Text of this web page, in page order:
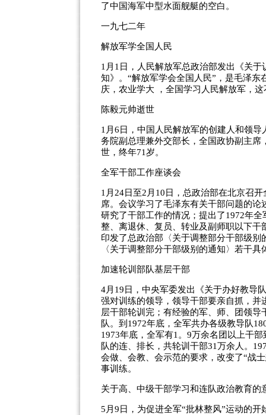
了中国海军中型水面舰艇的空白。
一九七二年
解放军学全国人民
1月1日，人民解放军总政治部发出《关
知》。“解放军学会全国人民”，是毛泽
庆，农业学大 ，全国学习人民解放军，
陈毅元帅逝世
1月6日，中国人民解放军的创建人和领
务院副总理兼外交部长，全国政协副主
世，终年71岁。
全军干部工作座谈会
1月24日至2月10日，总政治部在北京召
席。会议学习了毛泽东有关干部问题的
研究了干部工作的情况；提出了1972年
整、离退休、复员、转业及副师职以下
印发了总政治部〈关于调整部分干部级
〈关于调整部分干部级别的通知〉若干
加速轮训部队基层干部
4月19日，中央军委发出《关于办好教导
强对训练的领导，领导干部要亲自抓，
层干部轮训完；有经验的军、师、团领
队。到1972年底，全军共办各级教导队
1973年底，全军有1。9万余名团以上干
队的连、排长，共轮训干部31万余人。
会做、会教、会示范的要求，改变了“战
事训练。
关于高、中级干部学习和连队政治教育的
5月9日，为促进全军“批林整风”运动的